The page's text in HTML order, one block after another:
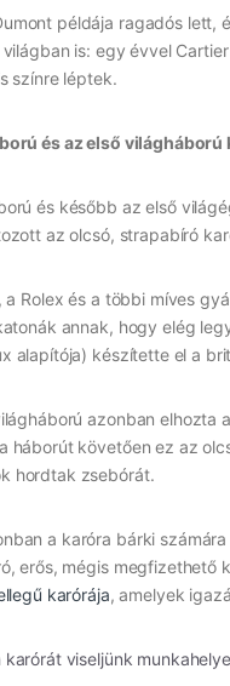
példája ragadós lett,
is: egy évvel
színre léptek.
és az első
és később az első
az olcsó, strapabíró
a Rolex és a többi míves
annak, hogy elég
alapítója) készítette el a
azonban elhozta
háborút követően ez az
hordtak zsebórát.
a karóra bárki
erős, mégis megfizethető
karórája, amelyek
karórát viseljünk